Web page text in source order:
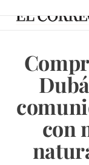
con